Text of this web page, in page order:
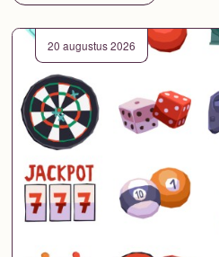
20 augustus 2026